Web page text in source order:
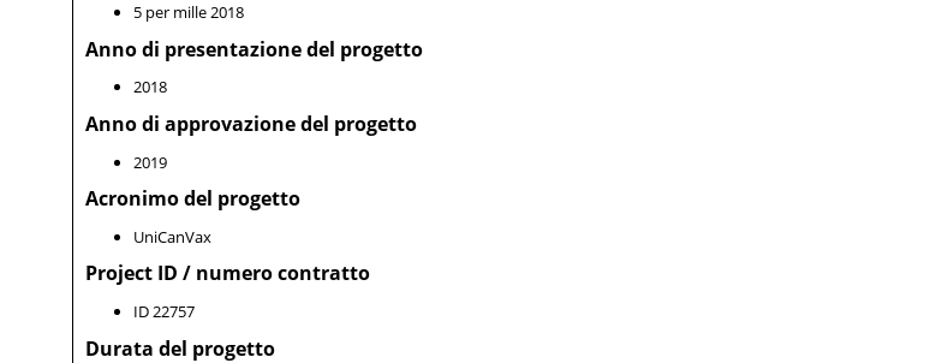
5 per mille 2018
Anno di presentazione del progetto
2018
Anno di approvazione del progetto
2019
Acronimo del progetto
UniCanVax
Project ID / numero contratto
ID 22757
Durata del progetto